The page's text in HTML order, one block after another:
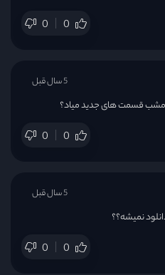
0 0
قسمت های جدید میاد؟
0 0
5 سال قبل
نمیشه؟؟
0 0
5 سال قبل